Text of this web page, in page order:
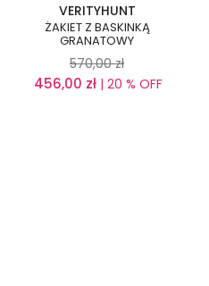
VERITYHUNT
ŻAKIET Z BASKINKĄ
GRANATOWY
570,00 zł
456,00 zł | 20 % OFF